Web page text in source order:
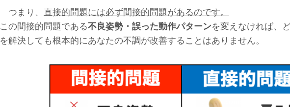
つまり、 直接的問題には必ず間接的問題があるのです。
この間接的問題である不良姿勢・誤った動作パターンを変えなければ、
を解決しても根本的にあなたの不調が改善することはありません。